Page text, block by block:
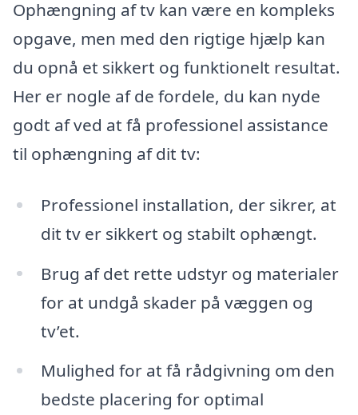
Ophængning af tv kan være en kompleks
opgave, men med den rigtige hjælp kan
du opnå et sikkert og funktionelt resultat.
Her er nogle af de fordele, du kan nyde
godt af ved at få professionel assistance
til ophængning af dit tv:
Professionel installation, der sikrer, at
dit tv er sikkert og stabilt ophængt.
Brug af det rette udstyr og materialer
for at undgå skader på væggen og
tv’et.
Mulighed for at få rådgivning om den
bedste placering for optimal